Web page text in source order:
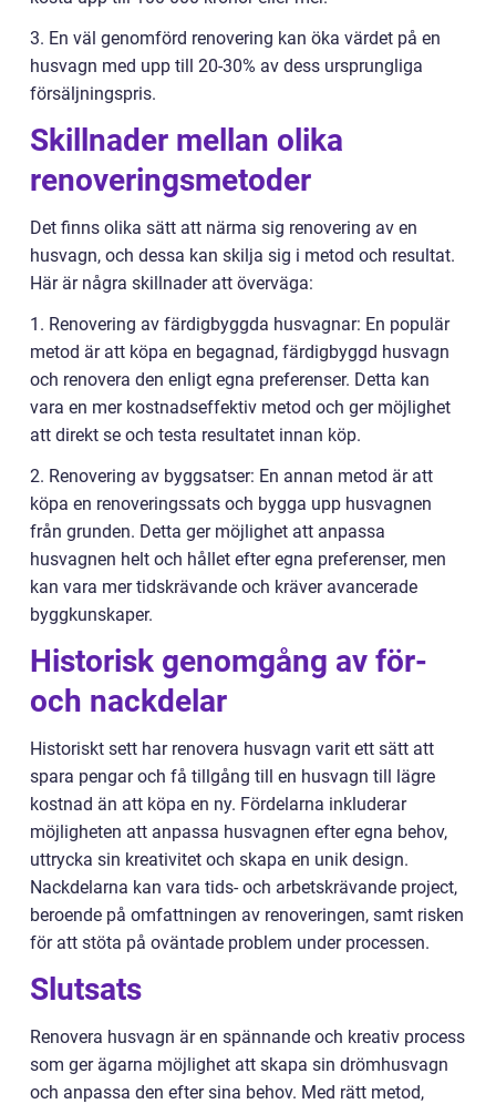
3. En väl genomförd renovering kan öka värdet på en
husvagn med upp till 20-30% av dess ursprungliga
försäljningspris.
Skillnader mellan olika
renoveringsmetoder
Det finns olika sätt att närma sig renovering av en
husvagn, och dessa kan skilja sig i metod och resultat.
Här är några skillnader att överväga:
1. Renovering av färdigbyggda husvagnar: En populär
metod är att köpa en begagnad, färdigbyggd husvagn
och renovera den enligt egna preferenser. Detta kan
vara en mer kostnadseffektiv metod och ger möjlighet
att direkt se och testa resultatet innan köp.
2. Renovering av byggsatser: En annan metod är att
köpa en renoveringssats och bygga upp husvagnen
från grunden. Detta ger möjlighet att anpassa
husvagnen helt och hållet efter egna preferenser, men
kan vara mer tidskrävande och kräver avancerade
byggkunskaper.
Historisk genomgång av för-
och nackdelar
Historiskt sett har renovera husvagn varit ett sätt att
spara pengar och få tillgång till en husvagn till lägre
kostnad än att köpa en ny. Fördelarna inkluderar
möjligheten att anpassa husvagnen efter egna behov,
uttrycka sin kreativitet och skapa en unik design.
Nackdelarna kan vara tids- och arbetskrävande project,
beroende på omfattningen av renoveringen, samt risken
för att stöta på oväntade problem under processen.
Slutsats
Renovera husvagn är en spännande och kreativ process
som ger ägarna möjlighet att skapa sin drömhusvagn
och anpassa den efter sina behov. Med rätt metod,